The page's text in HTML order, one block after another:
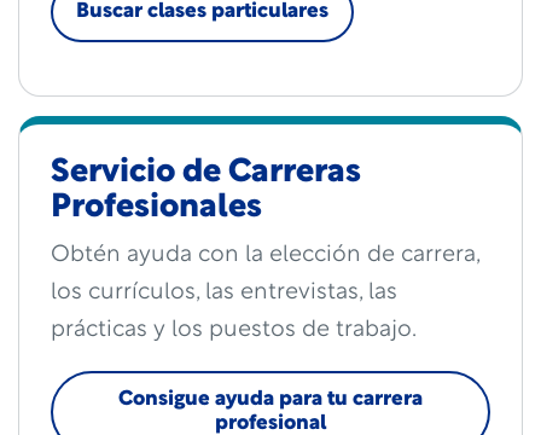
Buscar clases particulares
Servicio de Carreras
Profesionales
Obtén ayuda con la elección de carrera,
los currículos, las entrevistas, las
prácticas y los puestos de trabajo.
Consigue ayuda para tu carrera
profesional